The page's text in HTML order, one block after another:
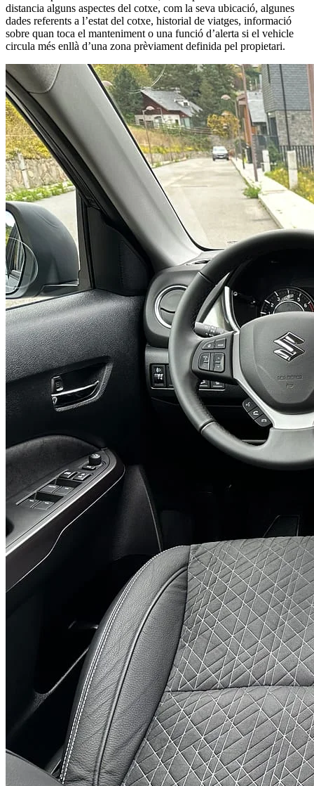
distancia alguns aspectes del cotxe, com la seva ubicació, algunes
dades referents a l’estat del cotxe, historial de viatges, informació
sobre quan toca el manteniment o una funció d’alerta si el vehicle
circula més enllà d’una zona prèviament definida pel propietari.